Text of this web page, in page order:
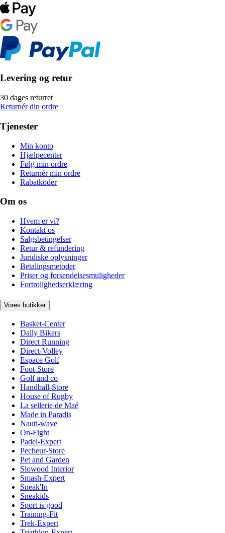
Levering og retur
30 dages returret
Returnér din ordre
Tjenester
Min konto
Hjælpecenter
Følg min ordre
Returnér min ordre
Rabatkoder
Om os
Hvem er vi?
Kontakt os
Salgsbetingelser
Retur & refundering
Juridiske oplysninger
Betalingsmetoder
Priser og forsendelsesmuligheder
Fortrolighedserklæring
Vores butikker
Basket-Center
Daily Bikers
Direct Running
Direct-Volley
Espace Golf
Foot-Store
Golf and co
Handball-Store
House of Rugby
La sellerie de Maé
Made in Paradis
Nauti-wave
On-Fight
Padel-Expert
Pecheur-Store
Pet and Garden
Slowood Interior
Smash-Expert
Sneak'In
Sneakids
Sport is good
Training-Fit
Trek-Expert